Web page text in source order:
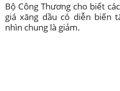
Bộ Công Thương cho biết
giá xăng dầu có diễn biến
nhìn chung là giảm.